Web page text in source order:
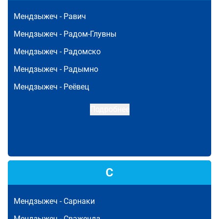
Мендзыжеч - Равич
Мендзыжеч - Радом-Глувны
Мендзыжеч - Радомско
Мендзыжеч - Радымно
Мендзыжеч - Реёвец
С
Мендзыжеч - Сарнаки